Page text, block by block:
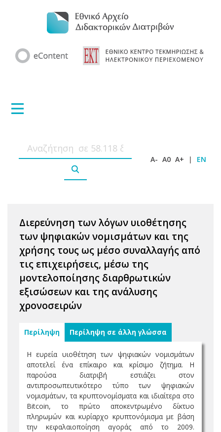
A- A0 A+ | EN
Διερεύνηση των λόγων υιοθέτησης
των ψηφιακών νομισμάτων και της
χρήσης τους ως μέσο συναλλαγής από
τις επιχειρήσεις, μέσω της
μοντελοποίησης διαρθρωτικών
εξισώσεων και της ανάλυσης
χρονοσειρών
Περίληψη Περίληψη σε άλλη γλώσσα
Η ευρεία υιοθέτηση των ψηφιακών νομισμάτων
αποτελεί ένα επίκαιρο και κρίσιμο ζήτημα. Η
παρούσα διατριβή εστιάζει στον
αντιπροσωπευτικότερο τύπο των ψηφιακών
νομισμάτων, τα κρυπτονομίσματα και ιδιαίτερα στο
Bitcoin, το πρώτο αποκεντρωμένο δίκτυο
πληρωμών και κυρίαρχο κρυπτονόμισμα με βάση
την κεφαλαιοποίηση αγοράς από το 2009.